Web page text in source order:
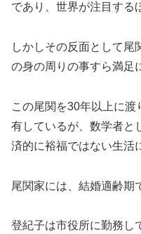
であり、世界が注目する
しかしその反面として尾
の身の周りの事すら満足
この尾関を30年以上に渡
有しているが、数学者と
済的に裕福ではない生活
尾関家には、結婚適齢期
登紀子は市役所に勤務し